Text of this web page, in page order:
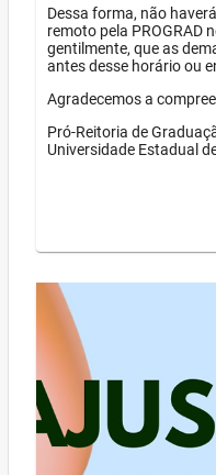
Dessa forma, não
remoto pela PROGRAD
gentilmente, que as
antes desse horário ou
Agradecemos a
Pró-Reitoria de
Universidade Estadual